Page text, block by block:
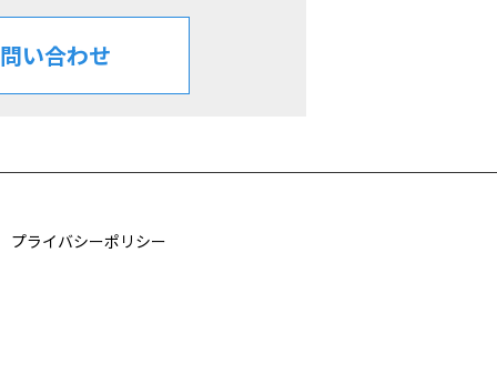
い合わせ
プライバシーポリシー